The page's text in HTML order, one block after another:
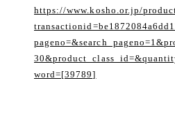
https://www.kosho.or.jp/
word=[39789]